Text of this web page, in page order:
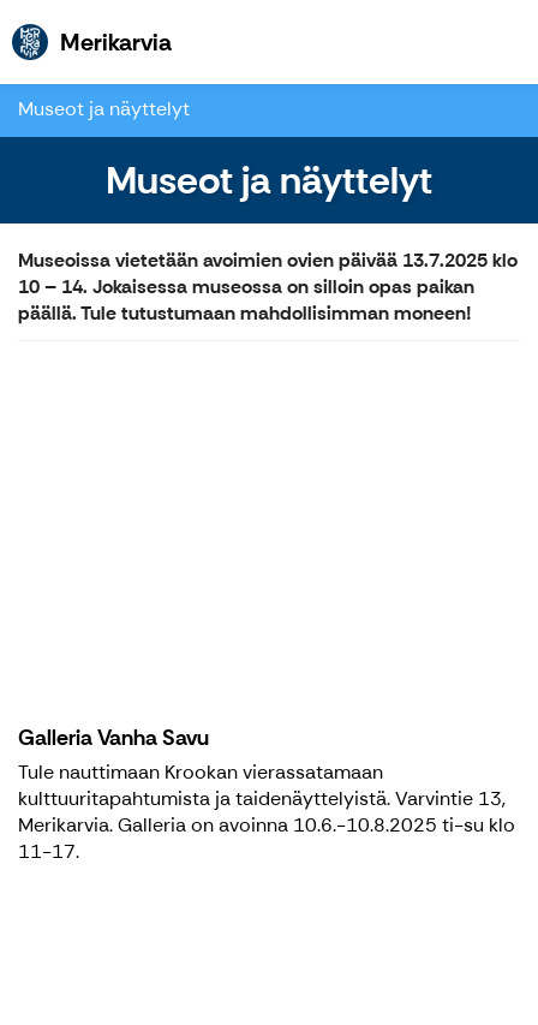
MerikarviaMerikarvia
Museot ja näyttelyt
Museot ja näyttelyt
Museoissa vietetään avoimien ovien päivää 13.7.2025 klo
10 – 14. Jokaisessa museossa on silloin opas paikan
päällä. Tule tutustumaan mahdollisimman moneen!
Galleria Vanha Savu
Tule nauttimaan Krookan vierassatamaan
kulttuuritapahtumista ja taidenäyttelyistä. Varvintie 13,
Merikarvia. Galleria on avoinna 10.6.-10.8.2025 ti-su klo
11-17.